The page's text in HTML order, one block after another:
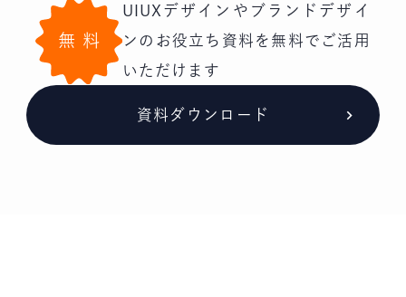
無料
UIUXデザインやブランドデザイ
ンの お役立ち資料を無料でご活用
いただけます
資料ダウンロード